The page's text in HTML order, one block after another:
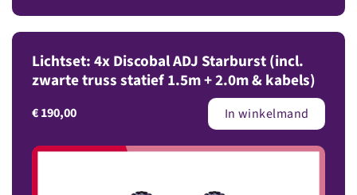
Lichtset: 4x Discobal ADJ Starburst (incl.
zwarte truss statief 1.5m + 2.0m & kabels)
€190,00 In winkelmand